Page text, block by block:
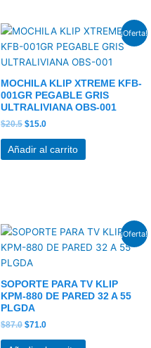
¡Oferta!
MOCHILA KLIP XTREME KFB-
001GR PEGABLE GRIS
ULTRALIVIANA OBS-001
$20.5
El
original
era:
$15.0
El
actual
es:
Añadir al carrito
¡Oferta!
SOPORTE PARA TV KLIP
KPM-880 DE PARED 32 A 55
PLGDA
$87.0
El
original
era:
$71.0
El
actual